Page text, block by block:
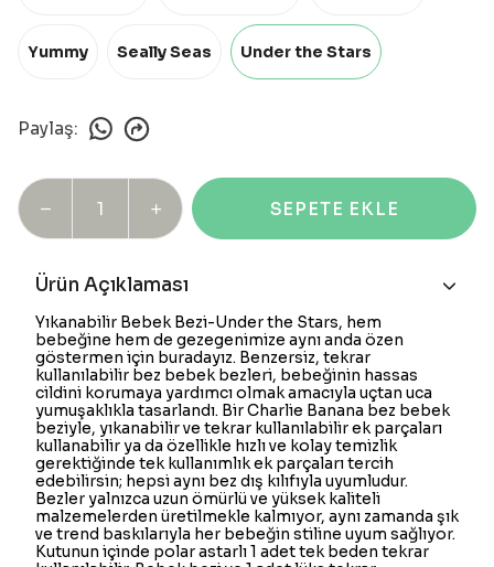
Yummy Seally Seas Under the Stars
Paylaş:
SEPETE EKLE
Ürün Açıklaması
Yıkanabilir Bebek Bezi-Under the Stars, hem
bebeğine hem de gezegenimize aynı anda özen
göstermen için buradayız. Benzersiz, tekrar
kullanılabilir bez bebek bezleri, bebeğinin hassas
cildini korumaya yardımcı olmak amacıyla uçtan uca
yumuşaklıkla tasarlandı. Bir Charlie Banana bez bebek
beziyle, yıkanabilir ve tekrar kullanılabilir ek parçaları
kullanabilir ya da özellikle hızlı ve kolay temizlik
gerektiğinde tek kullanımlık ek parçaları tercih
edebilirsin; hepsi aynı bez dış kılıfıyla uyumludur.
Bezler yalnızca uzun ömürlü ve yüksek kaliteli
malzemelerden üretilmekle kalmıyor, aynı zamanda şık
ve trend baskılarıyla her bebeğin stiline uyum sağlıyor.
Kutunun içinde polar astarlı 1 adet tek beden tekrar